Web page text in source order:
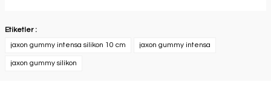
Etiketler :
jaxon gummy intensa silikon 10 cm
jaxon gummy intensa
jaxon gummy silikon